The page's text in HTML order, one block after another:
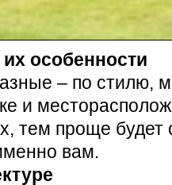
особенности
– по стилю,
и
тем проще будет
вам.